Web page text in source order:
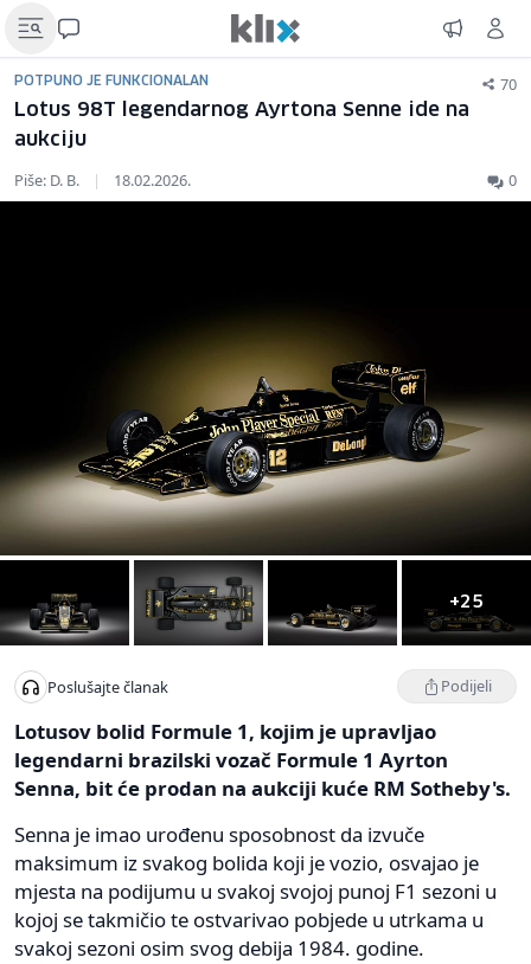
POTPUNO JE FUNKCIONALAN 70
Lotus 98T legendarnog Ayrtona Senne ide na
aukciju
Piše: D. B. | 18.02.2026. 0
+25
Poslušajte članak Podijeli
Lotusov bolid Formule 1, kojim je upravljao
legendarni brazilski vozač Formule 1 Ayrton
Senna, bit će prodan na aukciji kuće RM Sotheby's.
Senna je imao urođenu sposobnost da izvuče
maksimum iz svakog bolida koji je vozio, osvajao je
mjesta na podijumu u svakoj svojoj punoj F1 sezoni u
kojoj se takmičio te ostvarivao pobjede u utrkama u
svakoj sezoni osim svog debija 1984. godine.